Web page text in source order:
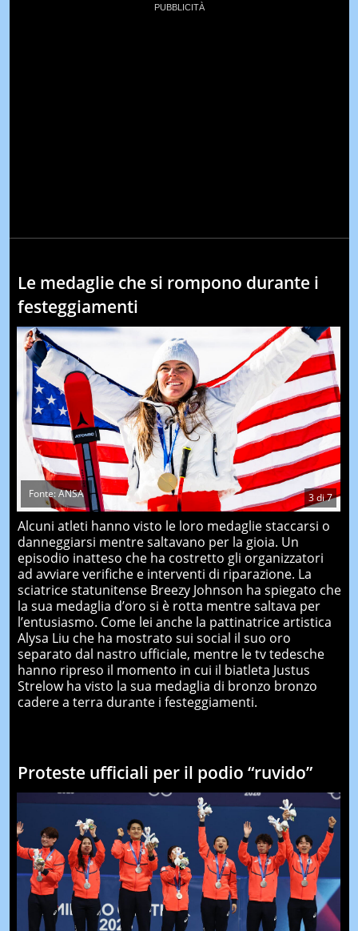
Le medaglie che si rompono durante i
festeggiamenti
3di7
Fonte: ANSA
Alcuni atleti hanno visto le loro medaglie staccarsi o
danneggiarsi mentre saltavano per la gioia. Un
episodio inatteso che ha costretto gli organizzatori
ad avviare verifiche e interventi di riparazione. La
sciatrice statunitense Breezy Johnson ha spiegato che
la sua medaglia d’oro si è rotta mentre saltava per
l’entusiasmo. Come lei anche la pattinatrice artistica
Alysa Liu che ha mostrato sui social il suo oro
separato dal nastro ufficiale, mentre le tv tedesche
hanno ripreso il momento in cui il biatleta Justus
Strelow ha visto la sua medaglia di bronzo bronzo
cadere a terra durante i festeggiamenti.
Proteste ufficiali per il podio “ruvido”